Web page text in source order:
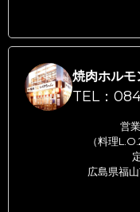
焼肉ホルモ
TEL：
営
（料理
広島県福